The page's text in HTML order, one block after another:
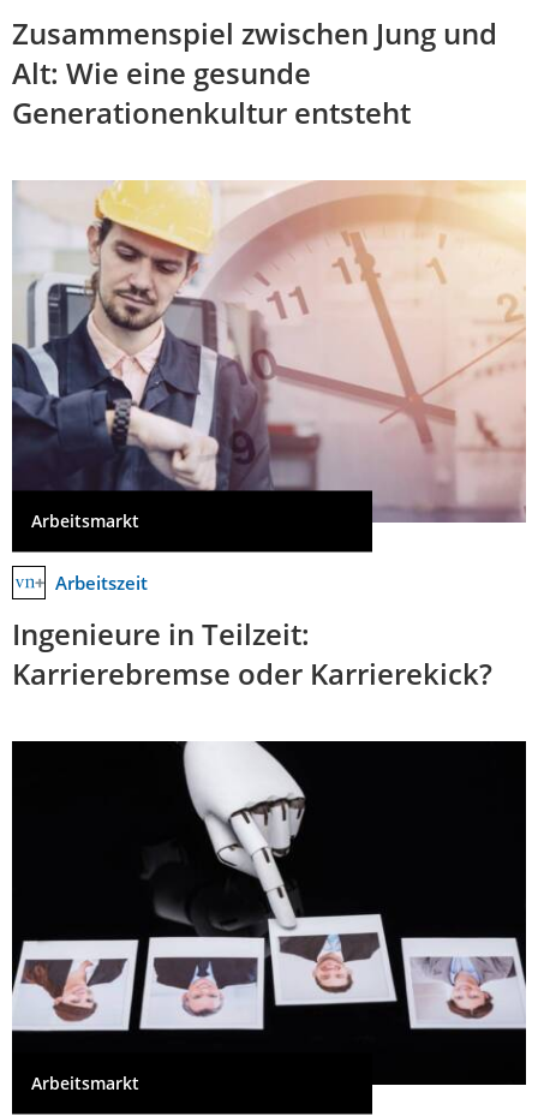
Zusammenspiel zwischen Jung und
Alt: Wie eine gesunde
Generationenkultur entsteht
Arbeitsmarkt
Arbeitszeit
Ingenieure in Teilzeit:
Karrierebremse oder Karrierekick?
Arbeitsmarkt